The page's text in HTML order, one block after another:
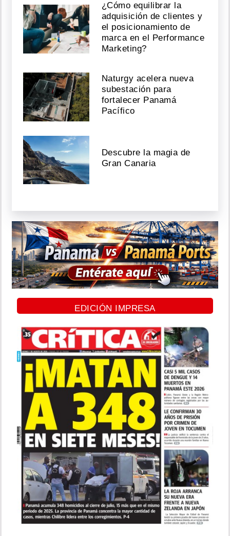
¿Cómo equilibrar la
adquisición de clientes y
el posicionamiento de
marca en el Performance
Marketing?
Naturgy acelera nueva
subestación para
fortalecer Panamá
Pacífico
Descubre la magia de
Gran Canaria
EDICIÓN IMPRESA